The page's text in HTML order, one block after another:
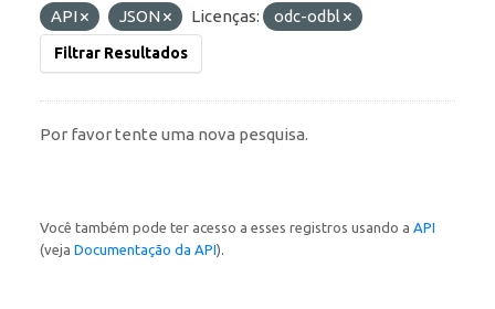
API
JSON Licenças: odc-odbl
Filtrar Resultados
Por favor tente uma nova pesquisa.
Você também pode ter acesso a esses registros usando a API
(veja Documentação da API).